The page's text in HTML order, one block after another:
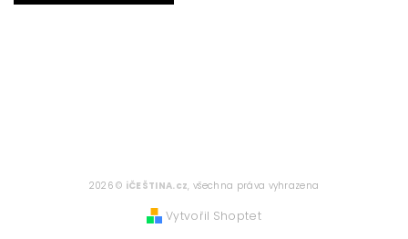
2026 © iČEŠTINA.cz, všechna práva vyhrazena
Vytvořil Shoptet